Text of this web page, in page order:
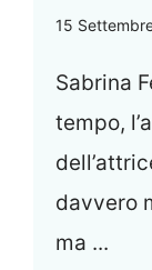
15
Sabrina
tempo,
davvero
ma ...